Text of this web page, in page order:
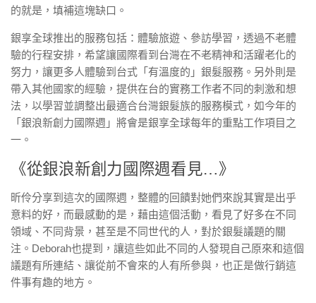
的就是，填補這塊缺口。
銀享全球推出的服務包括：體驗旅遊、參訪學習，透過不老體
驗的行程安排，希望讓國際看到台灣在不老精神和活躍老化的
努力，讓更多人體驗到台式「有溫度的」銀髮服務。另外則是
帶入其他國家的經驗，提供在台的實務工作者不同的刺激和想
法，以學習並調整出最適合台灣銀髮族的服務模式，如今年的
「銀浪新創力國際週」將會是銀享全球每年的重點工作項目之
一。
《從銀浪新創力國際週看見…》
昕伶分享到這次的國際週，整體的回饋對她們來說其實是出乎
意料的好，而最感動的是，藉由這個活動，看見了好多在不同
領域、不同背景，甚至是不同世代的人，對於銀髮議題的關
注。Deborah也提到，讓這些如此不同的人發現自己原來和這個
議題有所連結、讓從前不會來的人有所參與，也正是做行銷這
件事有趣的地方。